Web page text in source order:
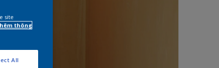
site
thông
All